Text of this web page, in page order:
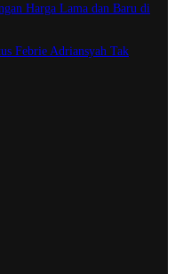
Harga Lama dan Baru di
Febrie Adriansyah Tak